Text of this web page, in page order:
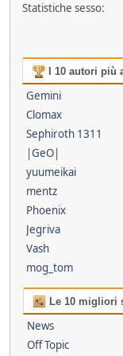
Statistiche sesso:
I 10 autori più
Gemini
Clomax
Sephiroth 1311
|GeO|
yuumeikai
mentz
Phoenix
Jegriva
Vash
mog_tom
Le 10 migliori
News
Off Topic